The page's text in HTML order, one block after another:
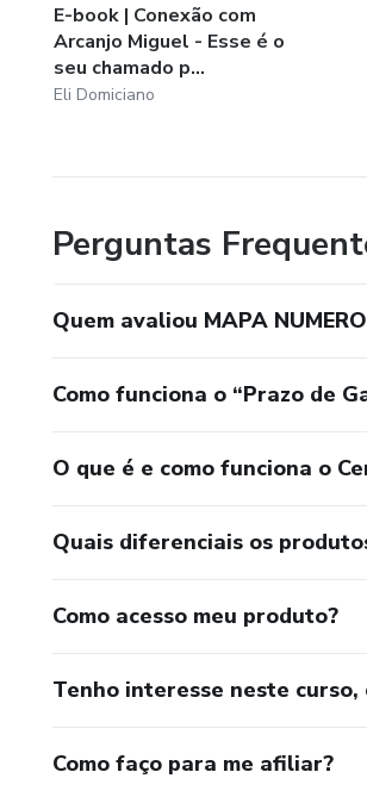
E-book | Conexão com
Arcanjo Miguel - Esse é o
seu chamado p...
Eli Domiciano
Perguntas
Quem avaliou MAPA
Como funciona o “Prazo de
O que é e como funciona o
Quais diferenciais os
Como acesso meu produto?
Tenho interesse neste curso,
Como faço para me afiliar?